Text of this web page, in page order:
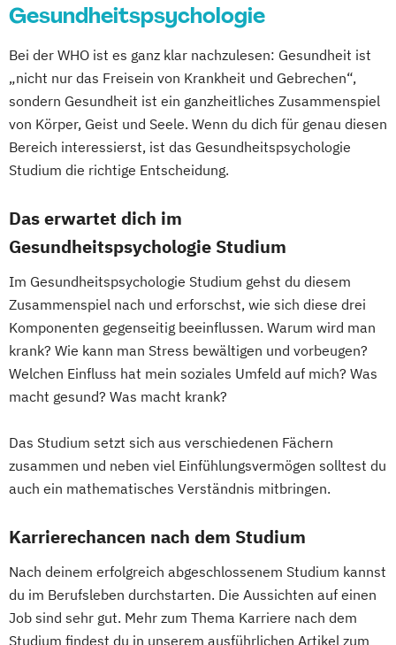
Gesundheitspsychologie
Bei der WHO ist es ganz klar nachzulesen: Gesundheit ist
„nicht nur das Freisein von Krankheit und Gebrechen“,
sondern Gesundheit ist ein ganzheitliches Zusammenspiel
von Körper, Geist und Seele. Wenn du dich für genau diesen
Bereich interessierst, ist das Gesundheitspsychologie
Studium die richtige Entscheidung.
Das erwartet dich im
Gesundheitspsychologie Studium
Im Gesundheitspsychologie Studium gehst du diesem
Zusammenspiel nach und erforschst, wie sich diese drei
Komponenten gegenseitig beeinflussen. Warum wird man
krank? Wie kann man Stress bewältigen und vorbeugen?
Welchen Einfluss hat mein soziales Umfeld auf mich? Was
macht gesund? Was macht krank?
Das Studium setzt sich aus verschiedenen Fächern
zusammen und neben viel Einfühlungsvermögen solltest du
auch ein mathematisches Verständnis mitbringen.
Karrierechancen nach dem Studium
Nach deinem erfolgreich abgeschlossenem Studium kannst
du im Berufsleben durchstarten. Die Aussichten auf einen
Job sind sehr gut. Mehr zum Thema Karriere nach dem
Studium findest du in unserem ausführlichen Artikel zum